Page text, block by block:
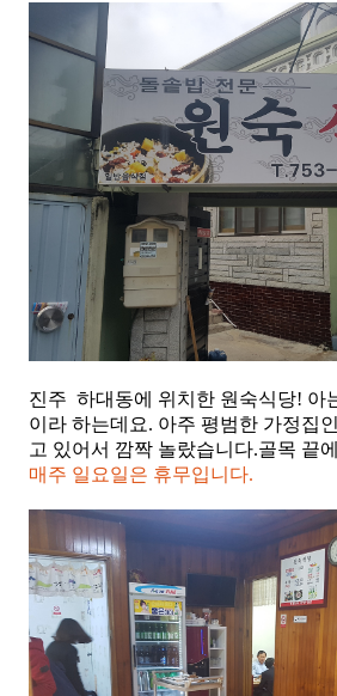
진주 하대동에 위치한 원숙식당! 아
이라 하는데요. 아주 평범한 가정집
고 있어서 깜짝 놀랐습니다.골목 끝
매주 일요일은 휴무입니다.